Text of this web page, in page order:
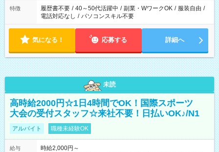
特徴 履歴書不要 / 40～50代活躍中 / 副業・WワークOK / 服装自由 /
電話対応なし / パソコンスキル不要
気になる！ 応募する 詳細へ
未読
高時給2000円☆1日4時間でOK！国際スポーツ
大会の受付スタッフ☆来社不要！日払いOK♪/N1
アルバイト 職種未経験OK
給与
時給2,000円～